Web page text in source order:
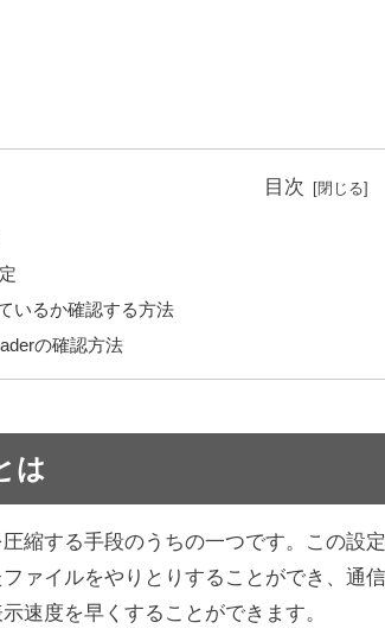
目次
いるか確認する方法
の確認方法
は
縮する手段のうちの一つです。この設
ァイルをやりとりすることができ、通
速度を早くすることができます。